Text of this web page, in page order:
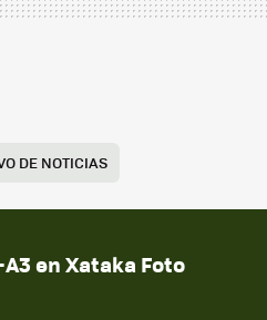
DE NOTICIAS
en Xataka Foto